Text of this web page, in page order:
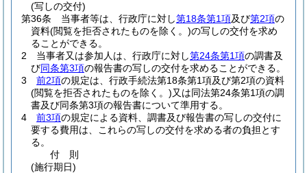
(写しの交付)
第36条
当事者等は、行政庁に対し第18条第1項及び第2項の
資料(閲覧を拒否されたものを除く。)の写しの交付を求め
ることができる。
2
当事者又は参加人は、行政庁に対し第24条第1項の調書及
び同条第3項の報告書の写しの交付を求めることができる。
3
前2項の規定は、行政手続法第18条第1項及び第2項の資料
(閲覧を拒否されたものを除く。)又は同法第24条第1項の調
書及び同条第3項の報告書について準用する。
4
前3項の規定による資料、調書及び報告書の写しの交付に
要する費用は、これらの写しの交付を求める者の負担とす
る。
付 則
(施行期日)